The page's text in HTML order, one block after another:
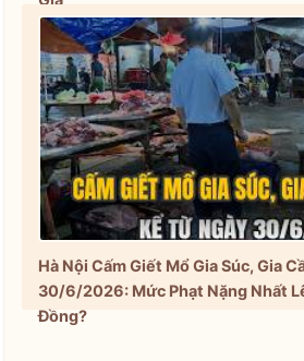
Hà Nội Cấm Giết Mổ Gia Súc, Gia
30/6/2026: Mức Phạt Nặng Nhất
Đồng?